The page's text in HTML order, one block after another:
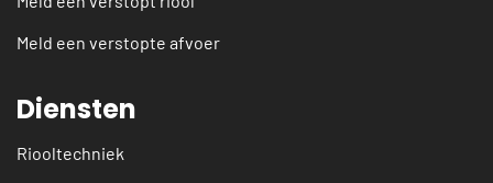
Meld een verstopte afvoer
Diensten
Riooltechniek